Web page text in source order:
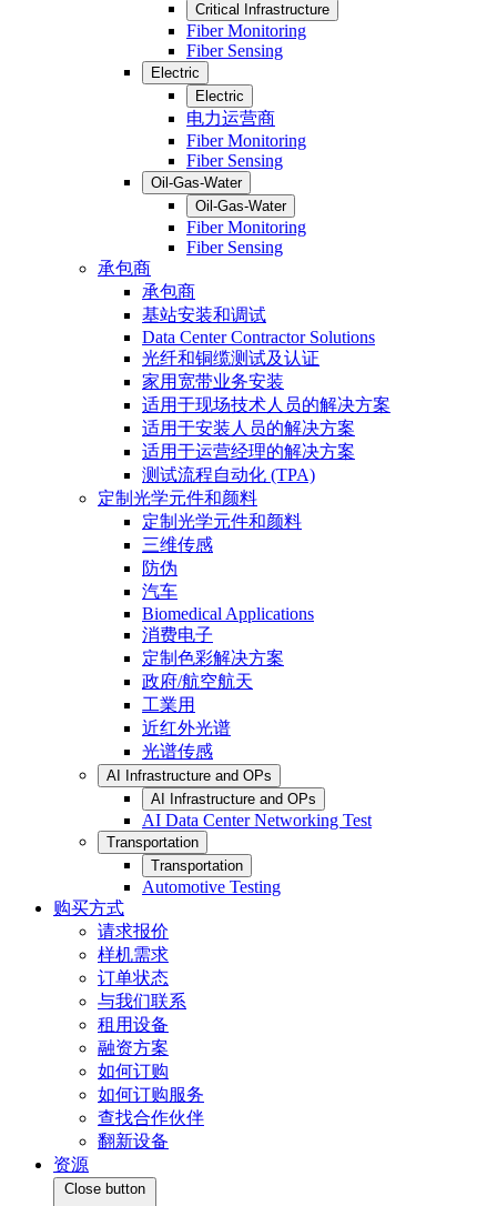
Critical Infrastructure
Fiber Monitoring
Fiber Sensing
Electric
Electric
电力运营商
Fiber Monitoring
Fiber Sensing
Oil-Gas-Water
Oil-Gas-Water
Fiber Monitoring
Fiber Sensing
承包商
承包商
基站安装和调试
Data Center Contractor Solutions
光纤和铜缆测试及认证
家用宽带业务安装
适用于现场技术人员的解决方案
适用于安装人员的解决方案
适用于运营经理的解决方案
测试流程自动化 (TPA)
定制光学元件和颜料
定制光学元件和颜料
三维传感
防伪
汽车
Biomedical Applications
消费电子
定制色彩解决方案
政府/航空航天
工業用
近红外光谱
光谱传感
AI Infrastructure and OPs
AI Infrastructure and OPs
AI Data Center Networking Test
Transportation
Transportation
Automotive Testing
购买方式
请求报价
样机需求
订单状态
与我们联系
租用设备
融资方案
如何订购
如何订购服务
查找合作伙伴
翻新设备
资源
Close button